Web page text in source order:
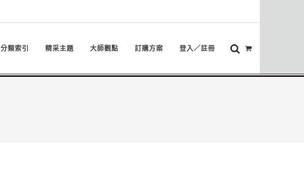
分類索引 精采主題 大師觀點 訂購方案 登入／註冊